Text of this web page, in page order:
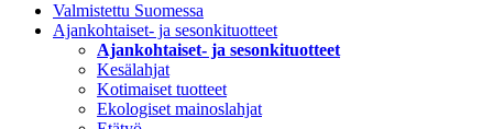
Valmistettu Suomessa
Ajankohtaiset- ja sesonkituotteet
Ajankohtaiset- ja sesonkituotteet
Kesälahjat
Kotimaiset tuotteet
Ekologiset mainoslahjat